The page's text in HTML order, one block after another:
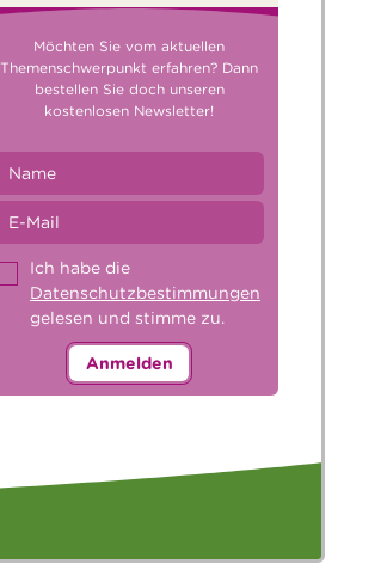
Möchten Sie vom aktuellen
Themenschwerpunkt erfahren? Dann
bestellen Sie doch unseren
kostenlosen Newsletter!
Ich habe die
Datenschutzbestimmungen
gelesen und stimme zu.
Anmelden